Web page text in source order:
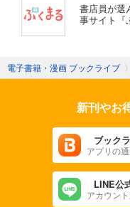
書店員が選
事サイト『
電子書籍・漫画 ブックライブ 〉
新刊やお
ブック
アプリの
LINE公
アカウン